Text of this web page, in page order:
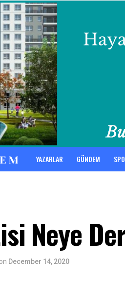
YAZARLAR GÜNDEM
Neye
on December 14, 2020